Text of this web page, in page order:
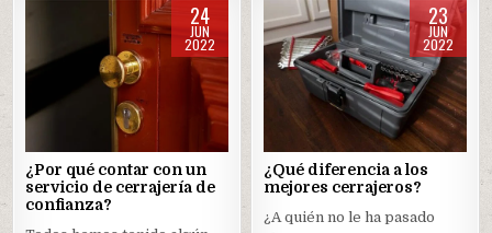
24
JUN
2022
Posted
in
¿Por qué contar con un
servicio de cerrajería de
confianza?
23
JUN
2022
Posted
in
¿Qué diferencia a los
mejores cerrajeros?
¿A quién no le ha pasado